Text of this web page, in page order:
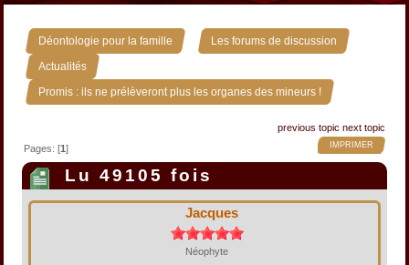
Déontologie pour la famille » Les forums de discussion »
Actualités »
Promis : ils ne prélèveront plus les organes des mineurs !
previous topic next topic
IMPRIMER
Pages: [1]
Lu 49105 fois
Jacques
Néophyte